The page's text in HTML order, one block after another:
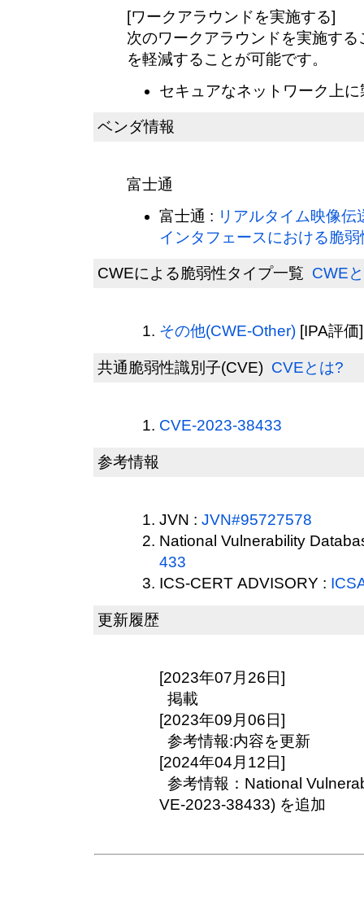
[ワークアラウンドを実施する]
次のワークアラウンドを実施す
を軽減することが可能です。
セキュアなネットワーク上
ベンダ情報
富士通
富士通 : リアルタイム映像
インタフェースにおける脆
CWEによる脆弱性タイプ一覧 CWE
その他(CWE-Other) [IPA評価]
共通脆弱性識別子(CVE) CVEとは?
CVE-2023-38433
参考情報
JVN : JVN#95727578
National Vulnerability
433
ICS-CERT ADVISORY :
更新履歴
[2023年07月26日]
掲載
[2023年09月06日]
参考情報:内容を更新
[2024年04月12日]
参考情報：National
VE-2023-38433) を追加